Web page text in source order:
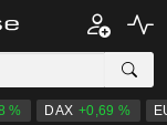
% DAX +0,69 %